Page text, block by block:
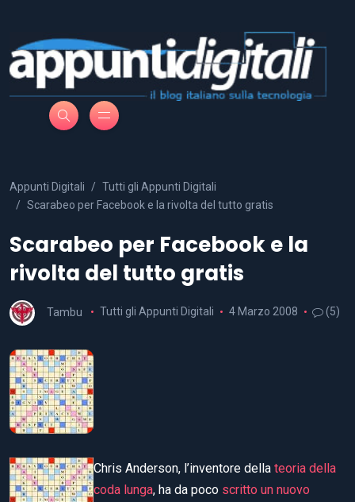
Appunti Digitali
Tutti gli Appunti Digitali
Scarabeo per Facebook e la rivolta del tutto gratis
Scarabeo per Facebook e la
rivolta del tutto gratis
Tambu Tutti gli Appunti Digitali 4 Marzo 2008 (5)
Chris Anderson, l’inventore della teoria della
coda lunga, ha da poco scritto un nuovo